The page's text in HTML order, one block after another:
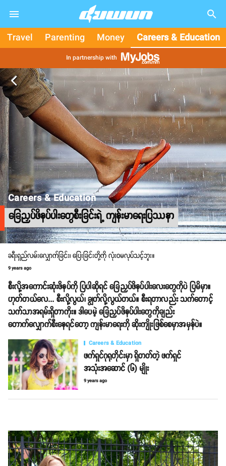
search
Travel Parenting Money Careers & Education
In partnership with
arrow_back_ios
Careers & Education
ခြေညှပ်ဖိနပ်ပါးတွေစီးခြင်းရဲ့ ကျန်းမာရေးပြဿနာ
ခရီးရှည်လမ်းလျှောက်ခြင်း၊ ပြေးခြင်းတို့ကို လုံးဝမလုပ်သင့်ဘူး။
9 years ago
စီးလို့အကောင်းဆုံးဖိနပ်ကို ပြပါဆိုရင် ခြေညှပ်ဖိနပ်ပါးလေးတွေကိုပဲ ပြမိမှာ။
ဟုတ်တယ်လေ... စီးလို့လွယ်၊ ချွတ်လို့လွယ်တယ်။ စီးရတာလည်း သက်တောင့်
သက်သာအရမ်းရှိတာကိုး။ ဒါပေမဲ့ ခြေညှပ်ဖိနပ်ပါးတွေကိုချည်း
တောက်လျှောက်စီးနေရင်တော့ ကျန်းမာရေးကို ဆိုးကျိုးဖြစ်စေမှာအမှန်ပဲ။
Careers & Education
ဖက်ရှင်ဂုရုတိုင်းမှာ ရှိတတ်တဲ့ ဖက်ရှင်
အသုံးအဆောင် (၆) မျိုး
9 years ago